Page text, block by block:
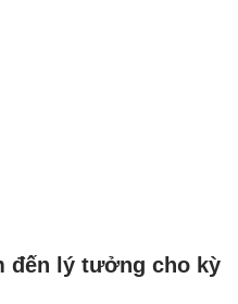
đến lý tưởng cho kỳ